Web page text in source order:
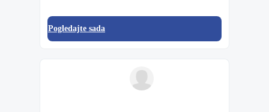
Pogledajte sada